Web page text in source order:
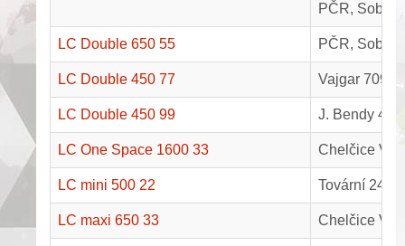
PČR,
LC Double 650 55 PČR,
LC Double 450 77 Vajgar 709,
LC Double 450 99 J. Bendy 4,
LC One Space 1600 33 Chelčice V2
LC mini 500 22 Tovární 242,
LC maxi 650 33 Chelčice V1